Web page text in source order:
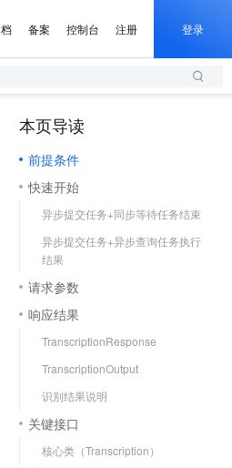
备案 控制台 注册 登录
本页导读
前提条件
快速开始
异步提交任务+同步等待任务结束
异步提交任务+异步查询任务执行
结果
请求参数
响应结果
TranscriptionResponse
TranscriptionOutput
识别结果说明
关键接口
核心类（Transcription）
语音识别与合成
Qwen3-TTS-Flash
Cosyvoice-V3-Flash
Fun-ASR
应用服务器
证书管理服务（原SSL证书）
全站HTTPS，呈现可信的WEB访问
据开发治理平台 DataWorks
话生成原生可编辑精美 PPT 文稿
一句话想法, 轻松生成专业的 PPT
部署幻兽帕鲁游戏服务器
购买专属联机服务器，轻松开启游戏
工坊：一站式动画创作平台
分钟搭建微信、支付宝小程序
动
生产力先锋
实践拓展 AI 生产力的边界
天发布时刻
，即是所愿
新加速
云场景组合购
聚AI 严选权益
阿里云 OPC 创新助力计划
Token 补贴，五大权
益加速 OPC 成功
服务
证书
伙伴合作计划
MaaS 服务伙伴赋能合作
伴信用分合作计划
多支持
作伙伴培训与认证
询合作伙伴
录合作伙伴管理后台
者社区
要反馈
我们